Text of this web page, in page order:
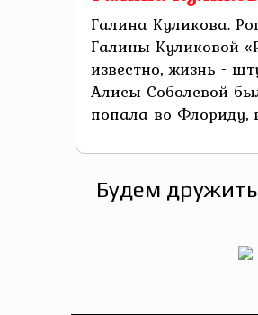
Галина Куликова.
Галины Куликовой
известно, жизнь -
Алисы Соболевой
попала во Флориду,
Будем